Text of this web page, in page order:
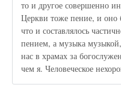
то и другое совершенно
Церкви тоже пение, и оно
что и составлялось
пением, а музыка
нас в храмах за
чем я. Человеческое